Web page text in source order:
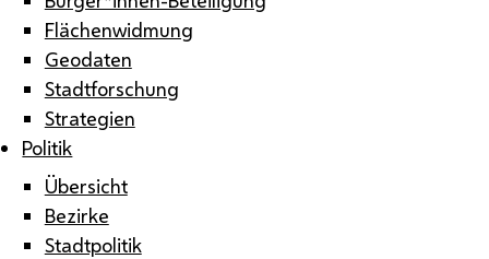
Flächenwidmung
Geodaten
Stadtforschung
Strategien
Politik
Übersicht
Bezirke
Stadtpolitik